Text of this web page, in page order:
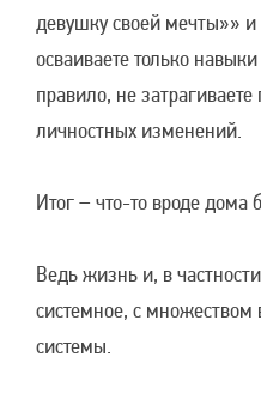
девушку своей мечты»» и
осваиваете только
правило, не затрагиваете
личностных изменений.
Итог – что-то вроде дома
Ведь жизнь и, в
системное, с множеством
системы.